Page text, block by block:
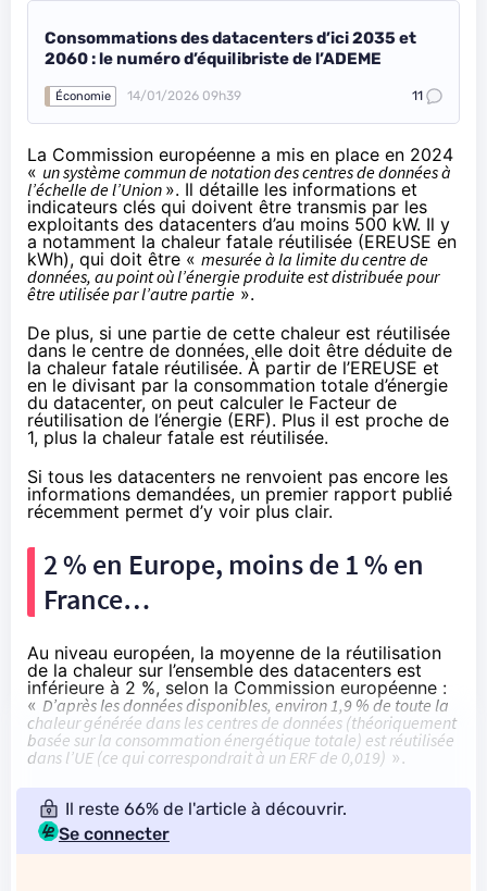
Consommations des datacenters d’ici 2035 et
2060 : le numéro d’équilibriste de l’ADEME
Économie 14/01/2026 09h39 11
La Commission européenne a mis en place en 2024
« un système commun de notation des centres de données à
l’échelle de l’Union ». Il détaille les informations et
indicateurs clés qui doivent être transmis par les
exploitants des datacenters d’au moins 500 kW. Il y
a notamment la chaleur fatale réutilisée (EREUSE en
kWh), qui doit être « mesurée à la limite du centre de
données, au point où l’énergie produite est distribuée pour
être utilisée par l’autre partie ».
De plus, si une partie de cette chaleur est réutilisée
dans le centre de données, elle doit être déduite de
la chaleur fatale réutilisée. À partir de l’EREUSE et
en le divisant par la consommation totale d’énergie
du datacenter, on peut calculer le Facteur de
réutilisation de l’énergie (ERF). Plus il est proche de
1, plus la chaleur fatale est réutilisée.
Si tous les datacenters ne renvoient pas encore les
informations demandées, un premier rapport publié
récemment permet d’y voir plus clair.
2 % en Europe, moins de 1 % en
France…
Au niveau européen, la moyenne de la réutilisation
de la chaleur sur l’ensemble des datacenters est
inférieure à 2 %, selon la Commission européenne :
« D’après les données disponibles, environ 1,9 % de toute la
chaleur générée dans les centres de données (théoriquement
basée sur la consommation énergétique totale) est réutilisée
dans l’UE (ce qui correspondrait à un ERF de 0,019) ».
Il reste 66% de l'article à découvrir.
Se connecter